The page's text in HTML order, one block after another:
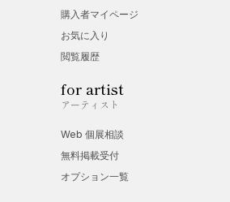
購入者マイページ
お気に入り
閲覧履歴
for artist
アーティスト
Web 個展相談
無料掲載受付
オプション一覧